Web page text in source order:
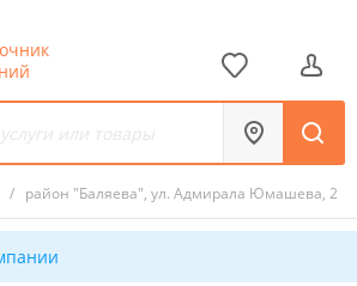
/ район "Баляева", ул. Адмирала Юмашева, 2